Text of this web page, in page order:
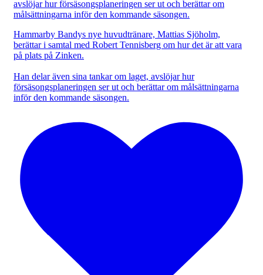
Hammarby Bandys nye huvudtränare, Mattias Sjöholm,
berättar i samtal med Robert Tennisberg om hur det är att vara
på plats på Zinken.
Han delar även sina tankar om laget, avslöjar hur
försäsongsplaneringen ser ut och berättar om målsättningarna
inför den kommande säsongen.